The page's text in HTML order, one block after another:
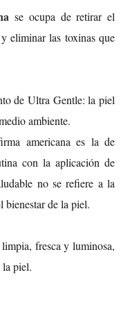
se ocupa de retirar el
eliminar las toxinas que
de Ultra Gentle: la piel
ambiente.
americana es la de
con la aplicación de
no se refiere a la
bienestar de la piel.
fresca y luminosa,
la piel.